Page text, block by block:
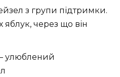
з групи підтримки.
через що він
улюблений